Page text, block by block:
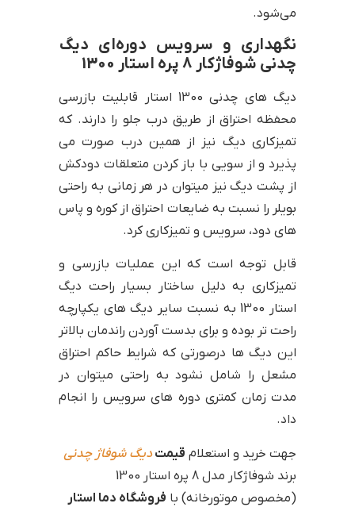
می‌شود.
نگهداری و سرویس دوره‌ای دیگ
چدنی شوفاژکار 8 پره استار 1300
دیگ های چدنی 1300 استار قابلیت بازرسی
محفظه احتراق از طریق درب جلو را دارند. که
تمیزکاری دیگ نیز از همین درب صورت می
پذیرد و از سویی با باز کردن متعلقات دودکش
از پشت دیگ نیز میتوان در هر زمانی به راحتی
بویلر را نسبت به ضایعات احتراق از کوره و پاس
های دود، سرویس و تمیزکاری کرد.
قابل توجه است که این عملیات بازرسی و
تمیزکاری به دلیل ساختار بسیار راحت دیگ
استار 1300 به نسبت سایر دیگ های یکپارچه
راحت تر بوده و برای بدست آوردن راندمان بالاتر
این دیگ ها درصورتی که شرایط حاکم احتراق
مشعل را شامل نشود به راحتی میتوان در
مدت زمان کمتری دوره های سرویس را انجام
داد.
جهت خرید و استعلام قیمتدیگ شوفاژ چدنی
برند شوفاژکار مدل 8 پره استار 1300
(مخصوص موتورخانه) با فروشگاه دما استار